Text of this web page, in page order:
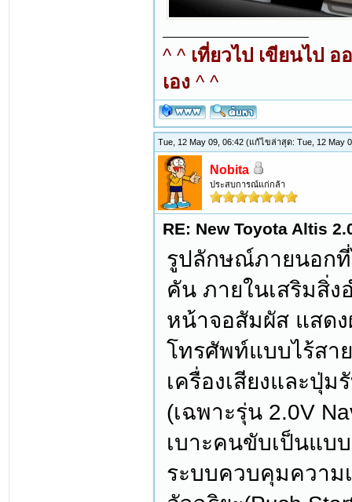
^ ^ เที่ยวไป เขียนไป
เอง ^ ^
Tue, 12 May 09, 06:42(แก้ไขล่าสุด: Tue, 12 May
Nobita
ประสบการณ์แก่กล้า
RE: New Toyota Altis
รูปลักษณ์ภายนอกที่
คัน ภายในเสริมสิ่
หน้าจอสัมผัส แสด
โทรศัพท์แบบไร้สา
เครื่องเสียงและปุ่
(เฉพาะรุ่น 2.0V
เบาะคนขับเป็นแบ
ระบบควบคุมความ